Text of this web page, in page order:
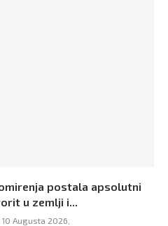
postala apsolutni
u zemlji i...
Augusta 2026,